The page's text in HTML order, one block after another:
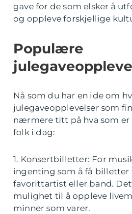
gave for de som elsker å
og oppleve forskjellige
Populære
Nå som du har en ide om
julegaveopplevelser som
nærmere titt på hva som
folk i dag:
1. Konsertbilletter: For
ingenting som å få billetter
favorittartist eller band.
mulighet til å oppleve
minner som varer.